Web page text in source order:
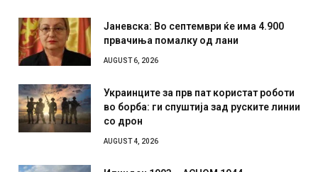
Јаневска: Во септември ќе има 4.900
првачиња помалку од лани
AUGUST 6, 2026
Украинците за прв пат користат роботи
во борба: ги спуштија зад руските линии
со дрон
AUGUST 4, 2026